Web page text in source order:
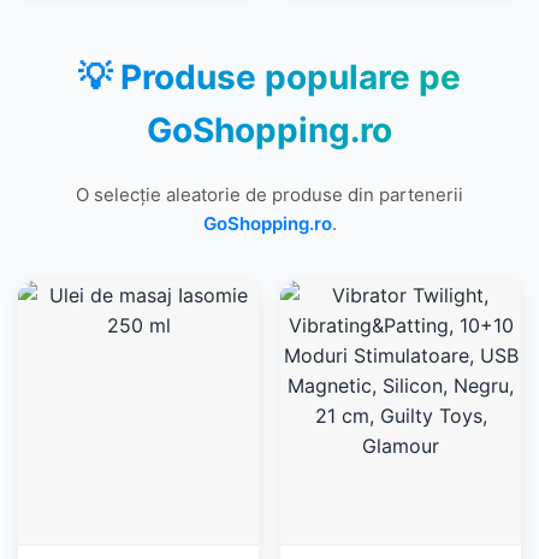
💡 Produse populare pe
GoShopping.ro
O selecție aleatorie de produse din partenerii
GoShopping.ro.